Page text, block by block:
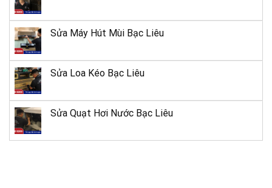
Sửa Máy Hút Mùi Bạc Liêu
Sửa Loa Kéo Bạc Liêu
Sửa Quạt Hơi Nước Bạc Liêu